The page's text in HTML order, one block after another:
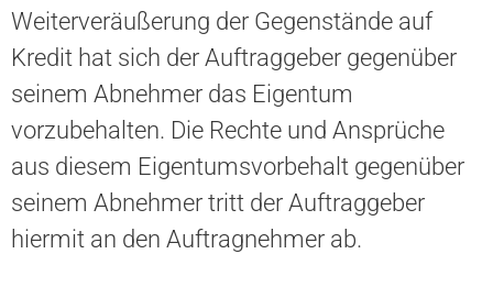
Weiterveräußerung der Gegenstände auf
Kredit hat sich der Auftraggeber gegenüber
seinem Abnehmer das Eigentum
vorzubehalten. Die Rechte und Ansprüche
aus diesem Eigentumsvorbehalt gegenüber
seinem Abnehmer tritt der Auftraggeber
hiermit an den Auftragnehmer ab.